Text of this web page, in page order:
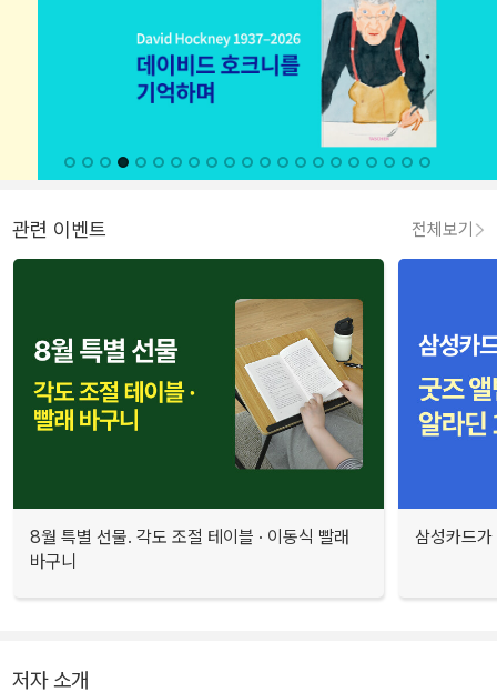
관련 이벤트 전체보기
8월 특별 선물. 각도 조절 테이블 · 이동식 빨래
바구니
삼성카드
저자 소개